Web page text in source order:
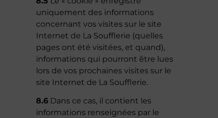
uniquement des informations
concernant vos visites sur le site
Internet de La Soufflerie (quelles
pages ont été visitées, et quand),
informations qui pourront être lues
lors de vos prochaines visites sur le
site Internet de La Soufflerie.
8.6 Dans ce cas, il contient les
informations renseignées par le